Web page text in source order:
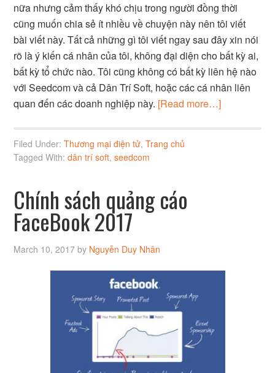
nữa nhưng cảm thấy khó chịu trong người đồng thời
cũng muốn chia sẻ ít nhiều về chuyện này nên tôi viết
bài viết này. Tất cả những gì tôi viết ngay sau đây xin nói
rõ là ý kiến cá nhân của tôi, không đại diện cho bất kỳ ai,
bất kỳ tổ chức nào. Tôi cũng không có bất kỳ liên hệ nào
với Seedcom và cả Dân Trí Soft, hoặc các cá nhân liên
quan đến các doanh nghiệp này. [Read more…]
Filed Under:Thương mại điện tử,Trang chủ
Tagged With:dân trí soft,seedcom
Chính sách quảng cáo
FaceBook 2017
March 10, 2017 by Nguyễn Duy Nhân